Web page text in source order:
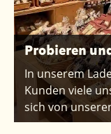
Probieren
In unserem
Kunden viele
sich von